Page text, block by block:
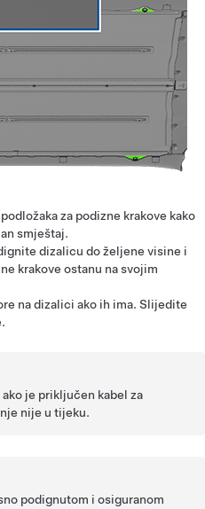
za podizne krakove kako
smještaj.
dizalicu do željene visine i
krakove ostanu na svojim
na dizalici ako ih ima. Slijedite
je priključen kabel za
nije u tijeku.
podignutom i osiguranom